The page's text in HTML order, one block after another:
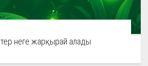
неге жарқырай алады